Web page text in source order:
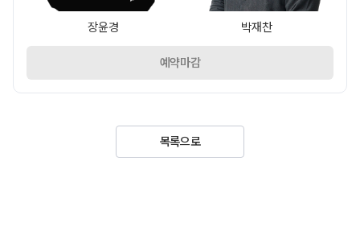
장윤경 박재찬
예약마감
목록으로